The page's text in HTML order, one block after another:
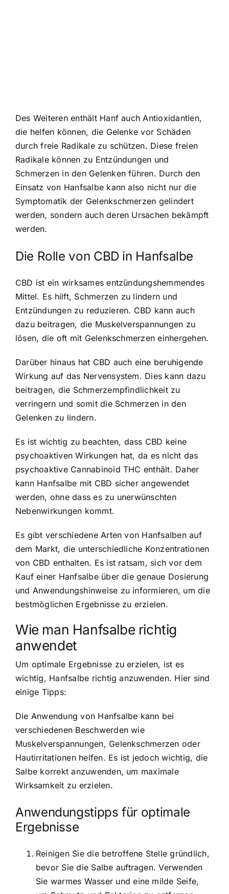
Des Weiteren enthält Hanf auch Antioxidantien,
die helfen können, die Gelenke vor Schäden
durch freie Radikale zu schützen. Diese freien
Radikale können zu Entzündungen und
Schmerzen in den Gelenken führen. Durch den
Einsatz von Hanfsalbe kann also nicht nur die
Symptomatik der Gelenkschmerzen gelindert
werden, sondern auch deren Ursachen bekämpft
werden.
Die Rolle von CBD in Hanfsalbe
CBD ist ein wirksames entzündungshemmendes
Mittel. Es hilft, Schmerzen zu lindern und
Entzündungen zu reduzieren. CBD kann auch
dazu beitragen, die Muskelverspannungen zu
lösen, die oft mit Gelenkschmerzen einhergehen.
Darüber hinaus hat CBD auch eine beruhigende
Wirkung auf das Nervensystem. Dies kann dazu
beitragen, die Schmerzempfindlichkeit zu
verringern und somit die Schmerzen in den
Gelenken zu lindern.
Es ist wichtig zu beachten, dass CBD keine
psychoaktiven Wirkungen hat, da es nicht das
psychoaktive Cannabinoid THC enthält. Daher
kann Hanfsalbe mit CBD sicher angewendet
werden, ohne dass es zu unerwünschten
Nebenwirkungen kommt.
Es gibt verschiedene Arten von Hanfsalben auf
dem Markt, die unterschiedliche Konzentrationen
von CBD enthalten. Es ist ratsam, sich vor dem
Kauf einer Hanfsalbe über die genaue Dosierung
und Anwendungshinweise zu informieren, um die
bestmöglichen Ergebnisse zu erzielen.
Wie man Hanfsalbe richtig
anwendet
Um optimale Ergebnisse zu erzielen, ist es
wichtig, Hanfsalbe richtig anzuwenden. Hier sind
einige Tipps:
Die Anwendung von Hanfsalbe kann bei
verschiedenen Beschwerden wie
Muskelverspannungen, Gelenkschmerzen oder
Hautirritationen helfen. Es ist jedoch wichtig, die
Salbe korrekt anzuwenden, um maximale
Wirksamkeit zu erzielen.
Anwendungstipps für optimale
Ergebnisse
Reinigen Sie die betroffene Stelle gründlich,
bevor Sie die Salbe auftragen. Verwenden
Sie warmes Wasser und eine milde Seife,